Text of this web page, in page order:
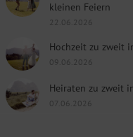
kleinen Feiern
22.06.2026
Hochzeit zu zweit
09.06.2026
Heiraten zu zweit
07.06.2026